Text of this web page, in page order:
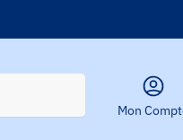
Mon